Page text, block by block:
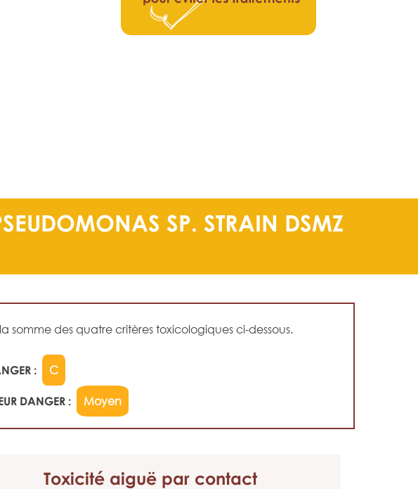
SP. STRAIN DSMZ
somme des quatre critères toxicologiques ci-dessous.
: C
DANGER : Moyen
Toxicité aiguë par contact